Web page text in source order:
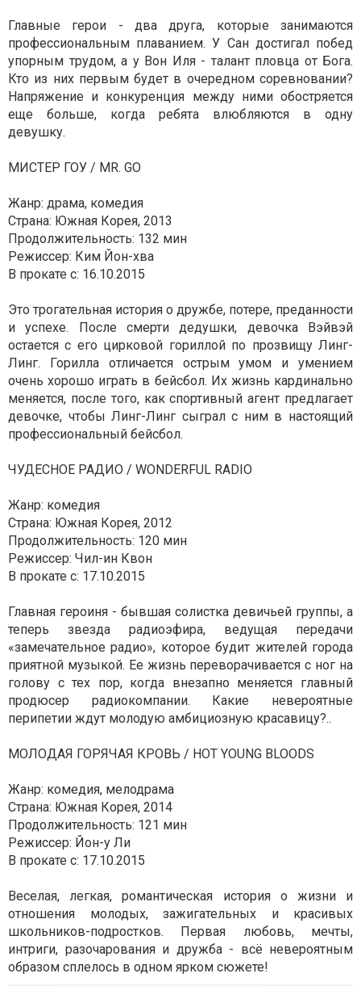
Главные герои - два друга, которые занимаются
профессиональным плаванием. У Сан достигал побед
упорным трудом, а у Вон Иля - талант пловца от Бога.
Кто из них первым будет в очередном соревновании?
Напряжение и конкуренция между ними обостряется
еще больше, когда ребята влюбляются в одну
девушку.
МИСТЕР ГОУ / MR. GO
Жанр: драма, комедия
Страна: Южная Корея, 2013
Продолжительность: 132 мин
Режиссер: Ким Йон-хва
В прокате с: 16.10.2015
Это трогательная история о дружбе, потере, преданности
и успехе. После смерти дедушки, девочка Вэйвэй
остается с его цирковой гориллой по прозвищу Линг-
Линг. Горилла отличается острым умом и умением
очень хорошо играть в бейсбол. Их жизнь кардинально
меняется, после того, как спортивный агент предлагает
девочке, чтобы Линг-Линг сыграл с ним в настоящий
профессиональный бейсбол.
ЧУДЕСНОЕ РАДИО / WONDERFUL RADIO
Жанр: комедия
Страна: Южная Корея, 2012
Продолжительность: 120 мин
Режиссер: Чил-ин Квон
В прокате с: 17.10.2015
Главная героиня - бывшая солистка девичьей группы, а
теперь звезда радиоэфира, ведущая передачи
«замечательное радио», которое будит жителей города
приятной музыкой. Ее жизнь переворачивается с ног на
голову с тех пор, когда внезапно меняется главный
продюсер радиокомпании. Какие невероятные
перипетии ждут молодую амбициозную красавицу?..
МОЛОДАЯ ГОРЯЧАЯ КРОВЬ / HOT YOUNG BLOODS
Жанр: комедия, мелодрама
Страна: Южная Корея, 2014
Продолжительность: 121 мин
Режиссер: Йон-у Ли
В прокате с: 17.10.2015
Веселая, легкая, романтическая история о жизни и
отношения молодых, зажигательных и красивых
школьников-подростков. Первая любовь, мечты,
интриги, разочарования и дружба - всё невероятным
образом сплелось в одном ярком сюжете!